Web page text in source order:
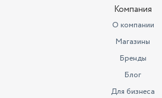
Компания
О компании
Магазины
Бренды
Блог
Для бизнеса